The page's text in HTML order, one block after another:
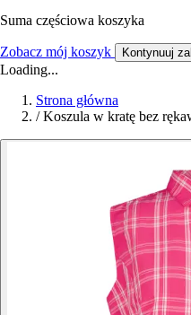
Suma częściowa koszyka
Zobacz mój koszyk Kontynuuj
Loading...
Strona główna
/ Koszula w kratę bez